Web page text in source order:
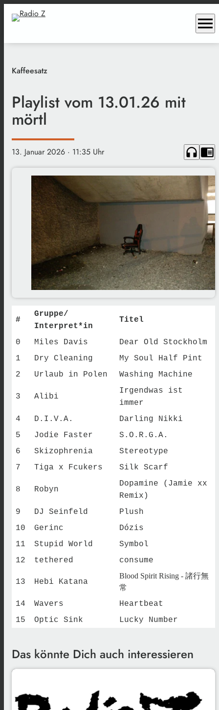
menu
Kaffeesatz
Playlist vom 13.01.26 mit
mörtl
13. Januar 2026 · 11:35 Uhr headphones chrome_reader_mode
#
Gruppe/
Interpret*in
Titel
0 Miles Davis
Dear Old Stockholm
1
Dry Cleaning
My Soul Half Pint
2
Urlaub in Polen Washing Machine
3 Alibi
Irgendwas ist
immer
4
D.I.V.A.
Darling Nikki
5
Jodie Faster
S.O.R.G.A.
6
Skizophrenia
Stereotype
7
Tiga x Fcukers Silk Scarf
8 Robyn
Dopamine (Jamie xx
Remix)
9
DJ Seinfeld
Plush
10
Gerinc
Dózis
11
Stupid World
Symbol
12
tethered consume
13 Hebi Katana
Blood Spirit Rising - 諸行無
常
14 Wavers
Heartbeat
15
Optic Sink Lucky Number
Das könnte Dich auch interessieren